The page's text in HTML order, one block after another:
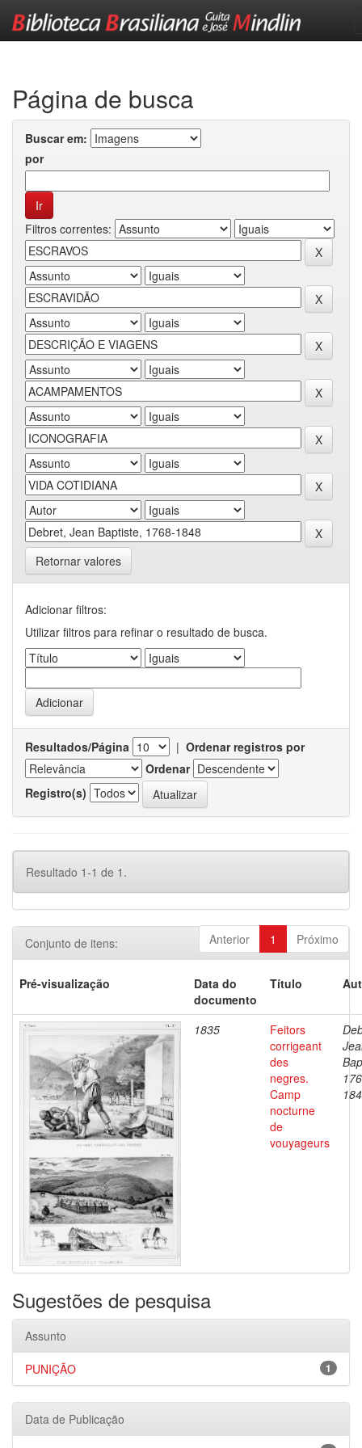
Página de busca
Buscar em:
por
Filtros correntes:
Retornar valores
Adicionar filtros:
Utilizar filtros para refinar o resultado de busca.
Resultados/Página | Ordenar registros por
Ordenar
Registro(s)
Resultado 1-1 de 1.
Anterior 1 Próximo
Conjunto de itens:
Pré-visualização
Data do
documento
Título
1835
Feitors
corrigeant
des
negres.
Camp
nocturne
de
vouyageurs
Sugestões de pesquisa
Assunto
1
PUNIÇÃO
Data de Publicação